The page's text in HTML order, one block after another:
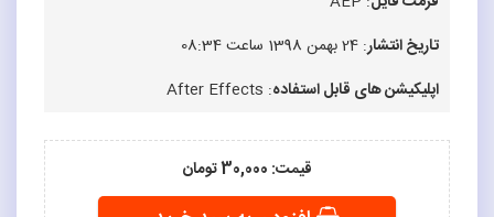
تاریخ انتشار: 24 بهمن 1398 ساعت 08:34
اپلیکیشن های قابل استفاده: After Effects
قیمت: 30,000 تومان